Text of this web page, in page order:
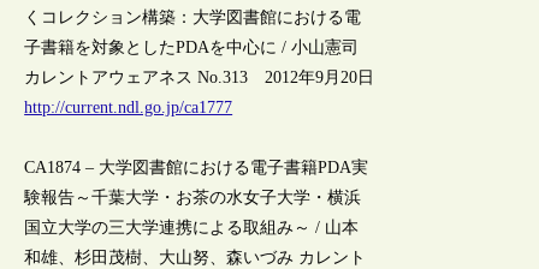
くコレクション構築：大学図書館における電
子書籍を対象としたPDAを中心に / 小山憲司
カレントアウェアネス No.313 2012年9月20日
http://current.ndl.go.jp/ca1777
CA1874 – 大学図書館における電子書籍PDA実
験報告～千葉大学・お茶の水女子大学・横浜
国立大学の三大学連携による取組み～ / 山本
和雄、杉田茂樹、大山努、森いづみ カレント